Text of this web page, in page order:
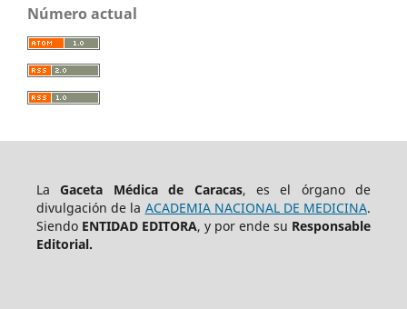
Número actual
LaGaceta Médica de Caracas, es el órgano de
divulgación de la ACADEMIA NACIONAL DE MEDICINA.
Siendo ENTIDAD EDITORA, y por ende su Responsable
Editorial.